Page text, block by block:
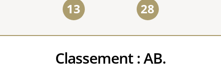
13 28
Classement :AB.